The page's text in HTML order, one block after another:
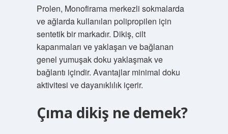
Prolen, Monofirama merkezli sokmalarda
ve ağlarda kullanılan polipropilen için
sentetik bir markadır. Dikiş, cilt
kapanmaları ve yaklaşan ve bağlanan
genel yumuşak doku yaklaşmak ve
bağlantı içindir. Avantajlar minimal doku
aktivitesi ve dayanıklılık içerir.
Çıma dikiş ne demek?